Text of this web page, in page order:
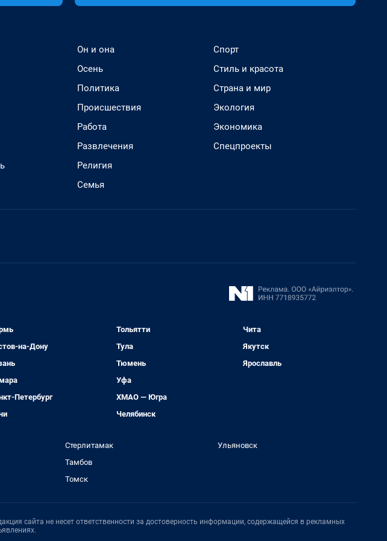
Он и она
Осень
Политика
Происшествия
Работа
Развлечения
Религия
Семья
Спорт
Стиль и красота
Страна и мир
Экология
Экономика
Спецпроекты
на-Дону
Петербург
Тольятти
Тула
Тюмень
Уфа
ХМАО — Югра
Челябинск
Чита
Якутск
Ярославль
Стерлитамак
Тамбов
Томск
Ульяновск
сайта не несет ответственности за достоверность информации, содержащейся в рекламных